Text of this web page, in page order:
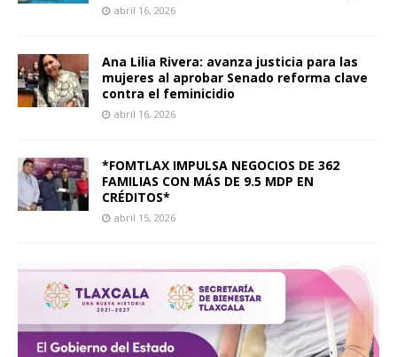
abril 16, 2026
Ana Lilia Rivera: avanza justicia para las
mujeres al aprobar Senado reforma clave
contra el feminicidio
abril 16, 2026
*FOMTLAX IMPULSA NEGOCIOS DE 362
FAMILIAS CON MÁS DE 9.5 MDP EN
CRÉDITOS*
abril 15, 2026